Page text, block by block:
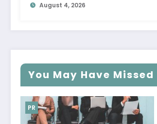
August 4, 2026
You May Have Missed
PR